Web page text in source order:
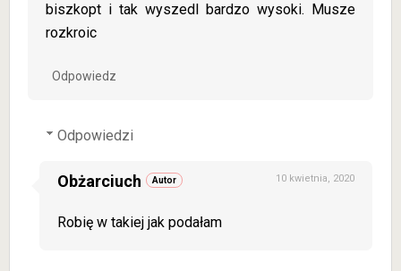
biszkopt i tak wyszedl bardzo wysoki. Musze
rozkroic
Odpowiedz
Odpowiedzi
Obżarciuch 10 kwietnia, 2020
Robię w takiej jak podałam